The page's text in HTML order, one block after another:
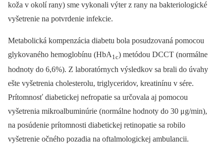
koža v okolí rany) sme vykonali výter z rany na bakteriologické
vyšetrenie na potvrdenie infekcie.
Metabolická kompenzácia diabetu bola posudzovaná pomocou
glykovaného hemoglobínu (HbA 1c) metódou DCCT (normálne
hodnoty do 6,6%). Z laboratórnych výsledkov sa brali do úvahy
ešte vyšetrenia cholesterolu, triglyceridov, kreatinínu v sére.
Prítomnosť diabetickej nefropatie sa určovala aj pomocou
vyšetrenia mikroalbuminúrie (normálne hodnoty do 30 μg/min),
na posúdenie prítomnosti diabetickej retinopatie sa robilo
vyšetrenie očného pozadia na oftalmologickej ambulancii.